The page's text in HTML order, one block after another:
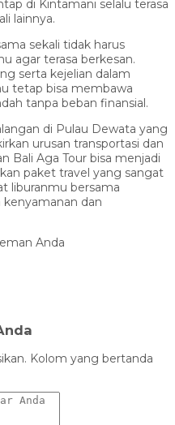
di Kintamani selalu terasa
lainnya.
sekali tidak harus
agar terasa berkesan.
serta kejelian dalam
tetap bisa membawa
tanpa beban finansial.
di Pulau Dewata yang
urusan transportasi dan
Bali Aga Tour bisa menjadi
paket travel yang sangat
liburanmu bersama
dan
Anda
Kolom yang bertanda